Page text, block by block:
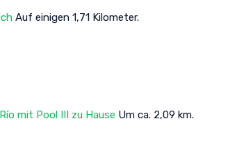
Auf einigen 1,71 Kilometer.
mit Pool III zu Hause Um ca. 2,09 km.